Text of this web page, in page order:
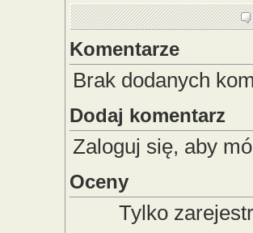
Komentarze
Brak dodanych
Dodaj komentarz
Zaloguj się, aby
Oceny
Tylko